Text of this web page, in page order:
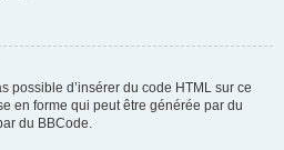
possible d’insérer du code HTML sur ce
en forme qui peut être générée par du
du BBCode.